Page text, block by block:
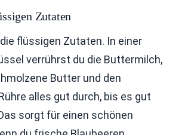
Zutaten
flüssigen Zutaten. In einer
verrührst du die Buttermilch,
Butter und den
alles gut durch, bis es gut
sorgt für einen schönen